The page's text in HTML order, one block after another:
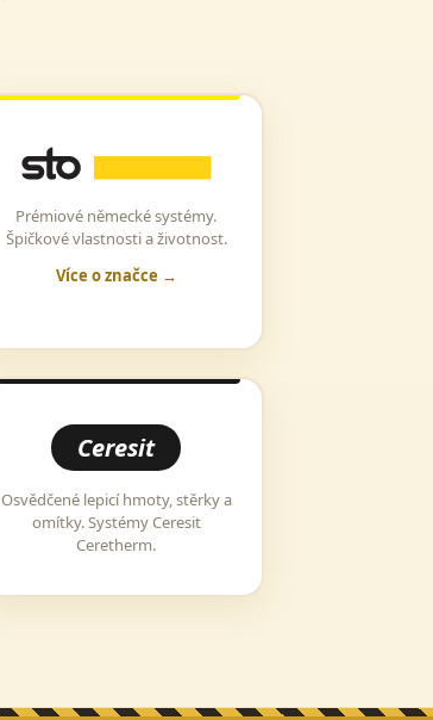
Prémiové německé systémy.
Špičkové vlastnosti a životnost.
Více o značce →
Ceresit
Osvědčené lepicí hmoty, stěrky a
omítky. Systémy Ceresit
Ceretherm.